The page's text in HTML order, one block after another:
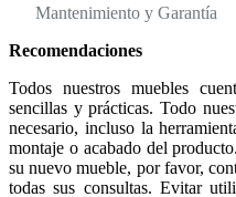
Mantenimiento y Garantía
Recomendaciones
Todos nuestros muebles
sencillas y prácticas. Todo
necesario, incluso la
montaje o acabado del
su nuevo mueble, por favor,
todas sus consultas. Evitar